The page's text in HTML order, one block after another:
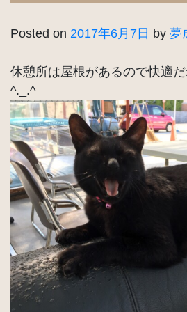
Posted on 2017年6月7日 by 夢
休憩所は屋根があるので快適
^._.^